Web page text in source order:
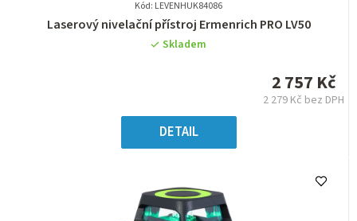
Kód: LEVENHUK84086
Průměrné
hodnocení
5
hvězdiček.
Laserový nivelační přístroj Ermenrich PRO LV50
Skladem
2 757 Kč
2 279 Kč bez DPH
DETAIL